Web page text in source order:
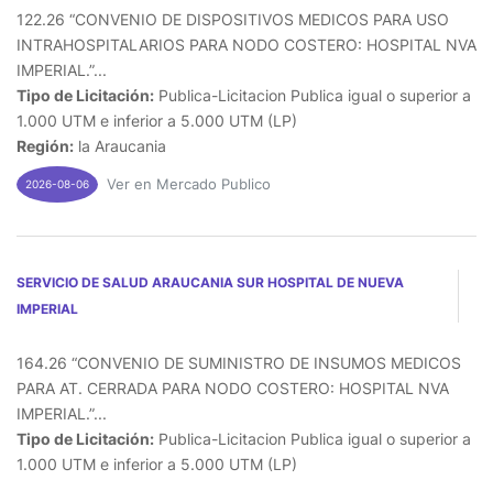
122.26 “CONVENIO DE DISPOSITIVOS MEDICOS PARA USO
INTRAHOSPITALARIOS PARA NODO COSTERO: HOSPITAL NVA
IMPERIAL.”...
Tipo de Licitación: Publica-Licitacion Publica igual o superior a
1.000 UTM e inferior a 5.000 UTM (LP)
Región: la Araucania
2026-08-06 Ver en Mercado Publico
SERVICIO DE SALUD ARAUCANIA SUR HOSPITAL DE NUEVA
IMPERIAL
164.26 “CONVENIO DE SUMINISTRO DE INSUMOS MEDICOS
PARA AT. CERRADA PARA NODO COSTERO: HOSPITAL NVA
IMPERIAL.”...
Tipo de Licitación: Publica-Licitacion Publica igual o superior a
1.000 UTM e inferior a 5.000 UTM (LP)